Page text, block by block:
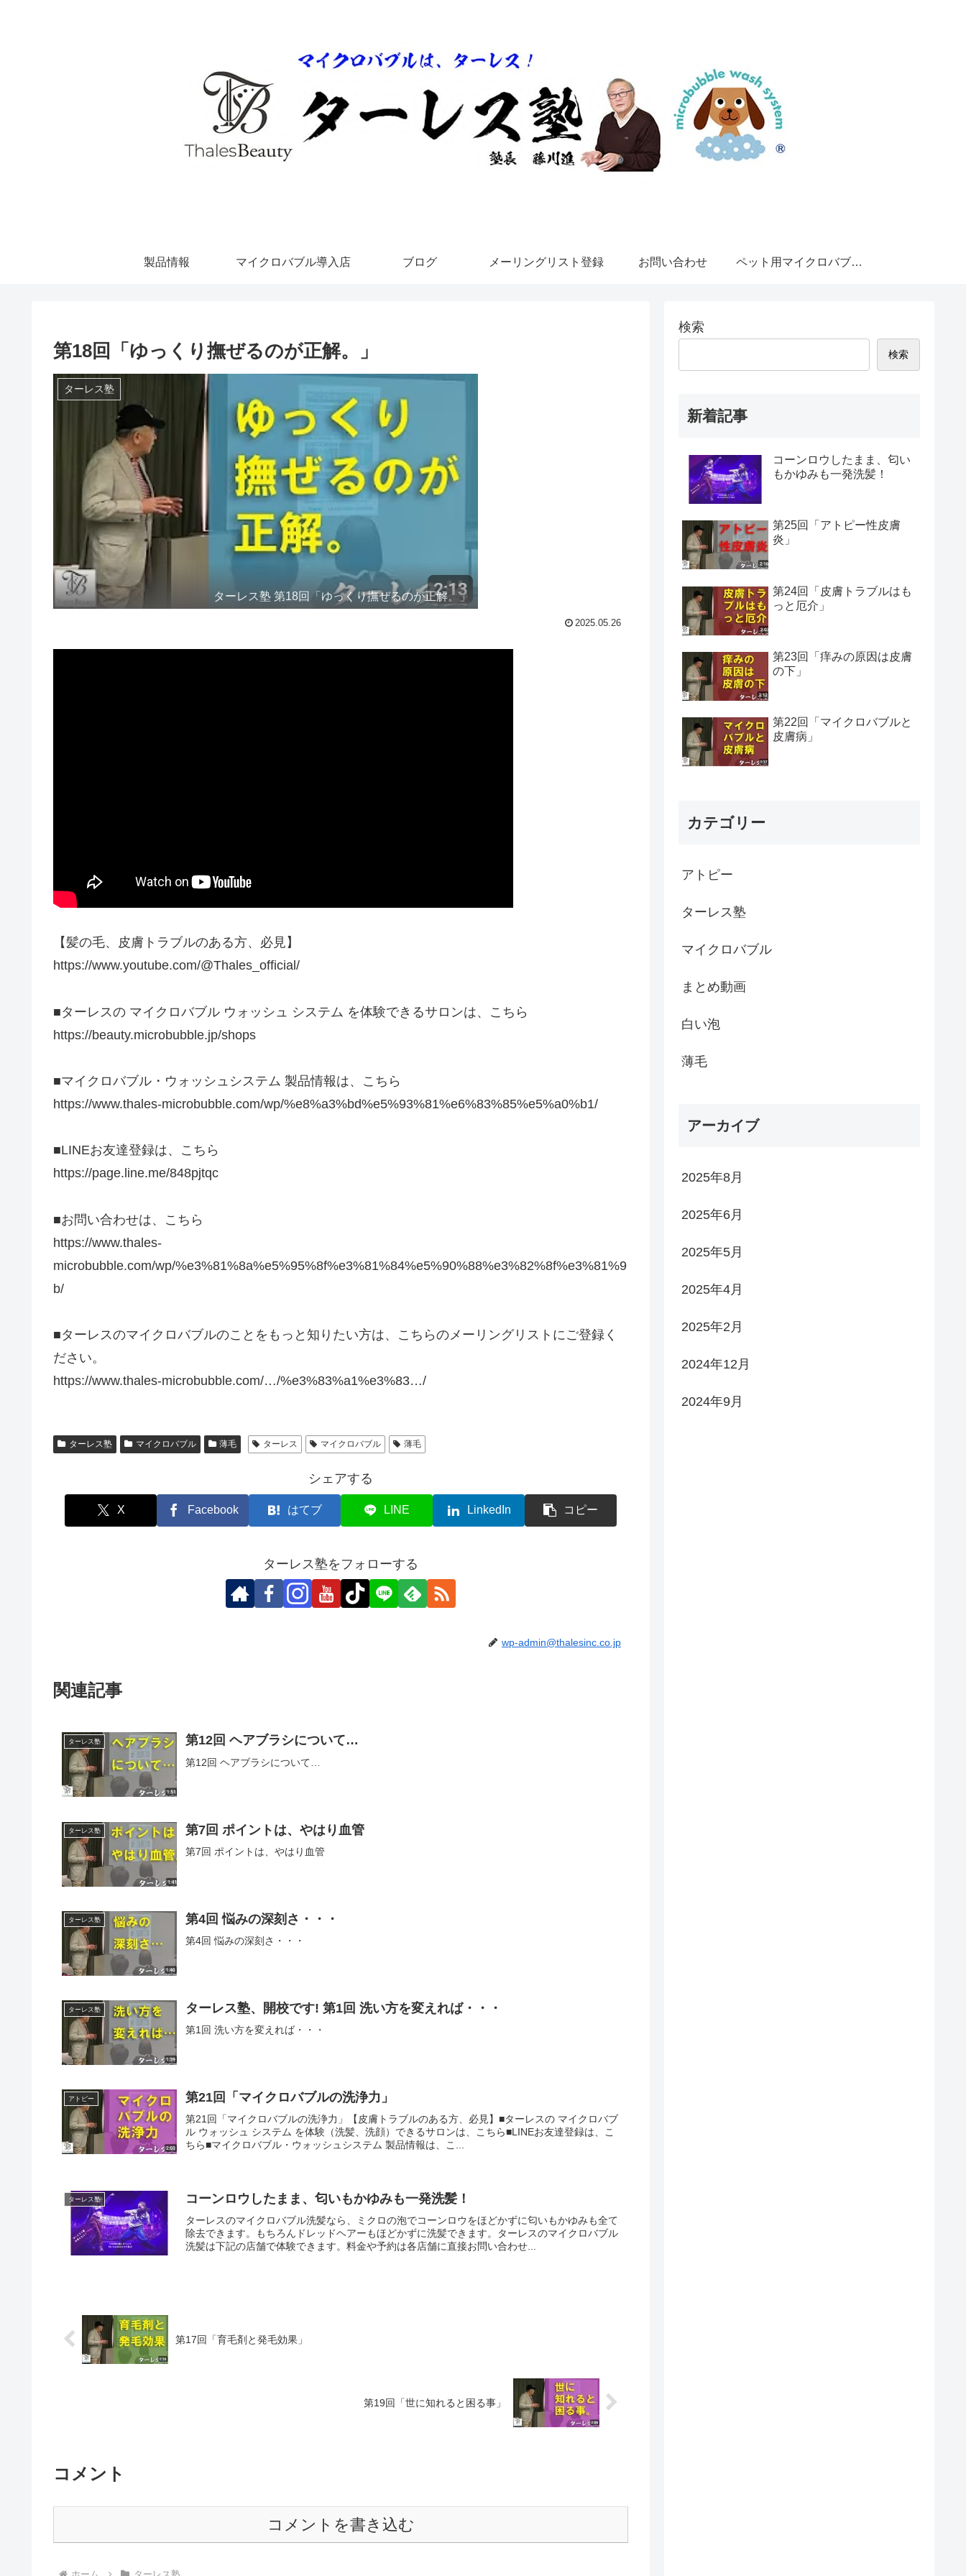
製品情報 マイクロバブル導入店 ブログ メーリングリスト登録 お問い合わせ ペット用マイクロバブル・ウォッシュ・システム
第18回「ゆっくり撫ぜるのが正解。」
ターレス塾
ターレス塾 第18回「ゆっくり撫ぜるのが正解。」
2025.05.26
【髪の毛、皮膚トラブルのある方、必見】
https://www.youtube.com/@Thales_official/
■ターレスの マイクロバブル ウォッシュ システム を体験できるサロンは、こちら
https://beauty.microbubble.jp/shops
■マイクロバブル・ウォッシュシステム 製品情報は、こちら
https://www.thales-microbubble.com/wp/%e8%a3%bd%e5%93%81%e6%83%85%e5%a0%b1/
■LINEお友達登録は、こちら
https://page.line.me/848pjtqc
■お問い合わせは、こちら
https://www.thales-
microbubble.com/wp/%e3%81%8a%e5%95%8f%e3%81%84%e5%90%88%e3%82%8f%e3%81%9
b/
■ターレスのマイクロバブルのことをもっと知りたい方は、こちらのメーリングリストにご登録く
ださい。
https://www.thales-microbubble.com/…/%e3%83%a1%e3%83…/
ターレス塾 マイクロバブル 薄毛 ターレス マイクロバブル 薄毛
シェアする
X Facebook はてブ LINE LinkedIn コピー
ターレス塾をフォローする
wp-admin@thalesinc.co.jp
関連記事
ターレス塾 第12回 ヘアブラシについて…
第12回 ヘアブラシについて…
ターレス塾 第7回 ポイントは、やはり血管
第7回 ポイントは、やはり血管
ターレス塾 第4回 悩みの深刻さ・・・
第4回 悩みの深刻さ・・・
ターレス塾 ターレス塾、開校です! 第1回 洗い方を変えれば・・・
第1回 洗い方を変えれば・・・
アトピー 第21回「マイクロバブルの洗浄力」
第21回「マイクロバブルの洗浄力」【皮膚トラブルのある方、必見】■ターレスの マイクロバブ
ル ウォッシュ システム を体験（洗髪、洗顔）できるサロンは、こちら■LINEお友達登録は、こ
ちら■マイクロバブル・ウォッシュシステム 製品情報は、こ...
ターレス塾 コーンロウしたまま、匂いもかゆみも一発洗髪！
ターレスのマイクロバブル洗髪なら、ミクロの泡でコーンロウをほどかずに匂いもかゆみも全て
除去できます。もちろんドレッドヘアーもほどかずに洗髪できます。ターレスのマイクロバブル
洗髪は下記の店舗で体験できます。料金や予約は各店舗に直接お問い合わせ...
第17回「育毛剤と発毛効果」
第19回「世に知れると困る事」
コメント
コメントを書き込む
検索
検索
新着記事
コーンロウしたまま、匂い
もかゆみも一発洗髪！
第25回「アトピー性皮膚
炎」
第24回「皮膚トラブルはも
っと厄介」
第23回「痒みの原因は皮膚
の下」
第22回「マイクロバブルと
皮膚病」
カテゴリー
アトピー
ターレス塾
マイクロバブル
まとめ動画
白い泡
薄毛
アーカイブ
2025年8月
2025年6月
2025年5月
2025年4月
2025年2月
2024年12月
2024年9月